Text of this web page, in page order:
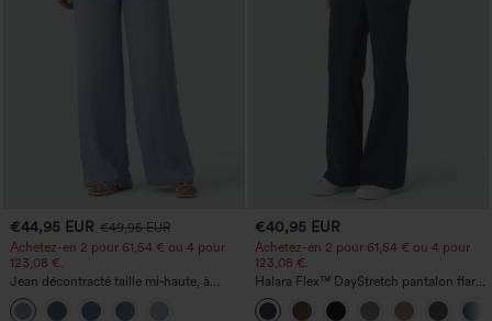
€44,95 EUR €49,95 EUR
Achetez-en 2 pour 61,54 € ou 4 pour
123,08 €.
Jean décontracté taille mi‑haute, à
cordon de serrage, avec poches
€40,95 EUR
Achetez-en 2 pour 61,54 € ou 4 pour
123,08 €.
Halara Flex™ DayStretch pantalon flare
de travail, taille mi-haute, poche latérale
zippée